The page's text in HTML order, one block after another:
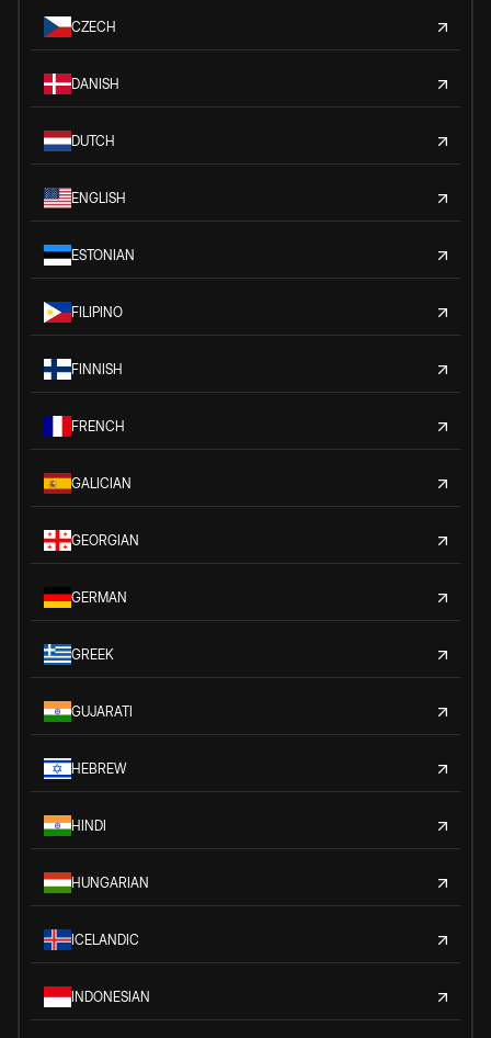
CZECH
DANISH
DUTCH
ENGLISH
ESTONIAN
FILIPINO
FINNISH
FRENCH
GALICIAN
GEORGIAN
GERMAN
GREEK
GUJARATI
HEBREW
HINDI
HUNGARIAN
ICELANDIC
INDONESIAN